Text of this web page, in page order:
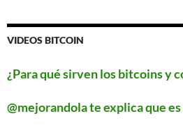
VIDEOS BITCOIN
¿Para qué sirven los bitcoins y
@mejorandola te explica que